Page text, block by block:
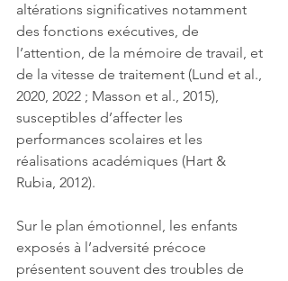
altérations significatives notamment
des fonctions exécutives, de
l’attention, de la mémoire de travail, et
de la vitesse de traitement (Lund et al.,
2020, 2022 ; Masson et al., 2015),
susceptibles d’affecter les
performances scolaires et les
réalisations académiques (Hart &
Rubia, 2012).
Sur le plan émotionnel, les enfants
exposés à l’adversité précoce
présentent souvent des troubles de